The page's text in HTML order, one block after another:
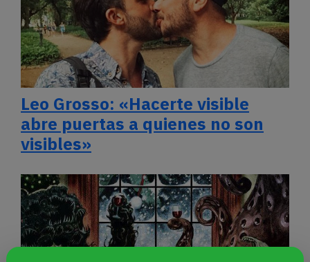
Leo Grosso: «Hacerte visible
abre puertas a quienes no son
visibles»